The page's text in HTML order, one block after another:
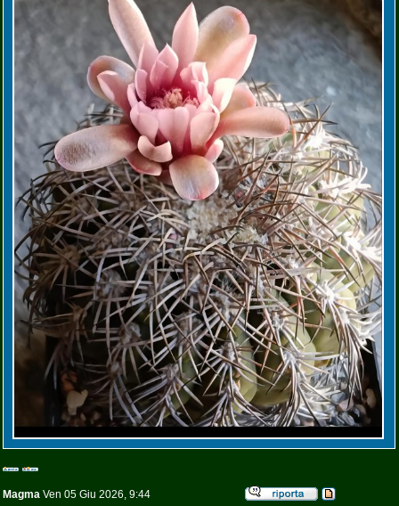
Magma Ven 05 Giu 2026, 9:44